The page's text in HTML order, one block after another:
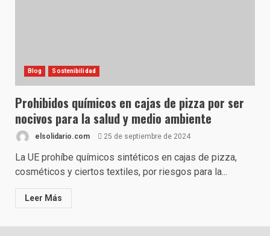
Blog Sostenibilidad
Prohibidos químicos en cajas de pizza por ser
nocivos para la salud y medio ambiente
elsolidario.com 25 de septiembre de 2024
La UE prohíbe químicos sintéticos en cajas de pizza,
cosméticos y ciertos textiles, por riesgos para la...
Leer Más